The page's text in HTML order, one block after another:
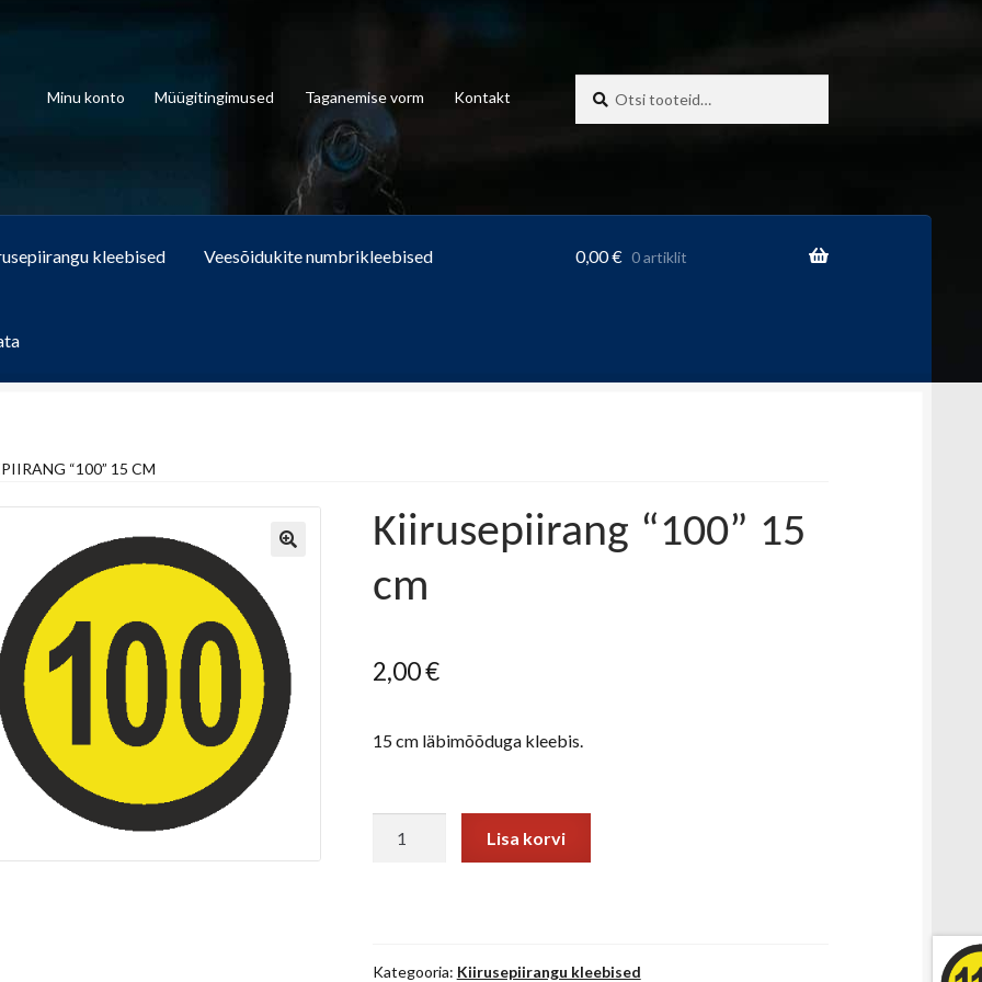
Minu konto Müügitingimused Taganemise vorm Kontakt
kleebised Veesõidukite numbrikleebised 0,00€ 0 artiklit
“100” 15 CM
Kiirusepiirang “100” 15
cm
2,00€
15 cm läbimõõduga kleebis.
Lisa korvi
Kategooria: Kiirusepiirangu kleebised